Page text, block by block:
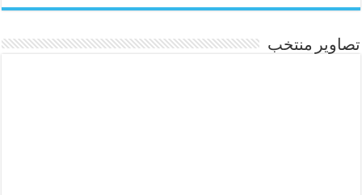
تصاویر منتخب